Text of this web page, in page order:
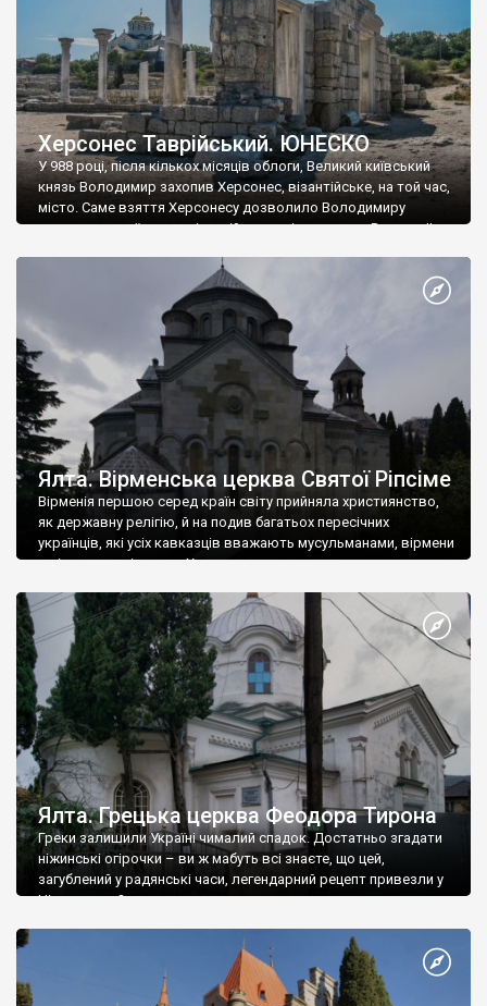
Херсонес Таврійський. ЮНЕСКО
У 988 році, після кількох місяців облоги, Великий київський
князь Володимир захопив Херсонес, візантійське, на той час,
місто. Саме взяття Херсонесу дозволило Володимиру
диктувати свої умови візантійському імператору Василю ІІ, та
Херсонесі Володимир-язичник, став Василем-християнином.
А потім було Хрещення Русі. На честь Херсонесу Таврійського
Ялта. Вірменська церква Святої Ріпсіме
Вірменія першою серед країн світу прийняла християнство,
як державну релігію, й на подив багатьох пересічних
українців, які усіх кавказців вважають мусульманами, вірмени
є відданими вірянами Христа
Ялта. Грецька церква Феодора Тирона
Греки залишили Україні чималий спадок. Достатньо згадати
ніжинські огірочки – ви ж мабуть всі знаєте, що цей,
загублений у радянські часи, легендарний рецепт привезли у
Ніжин греки?